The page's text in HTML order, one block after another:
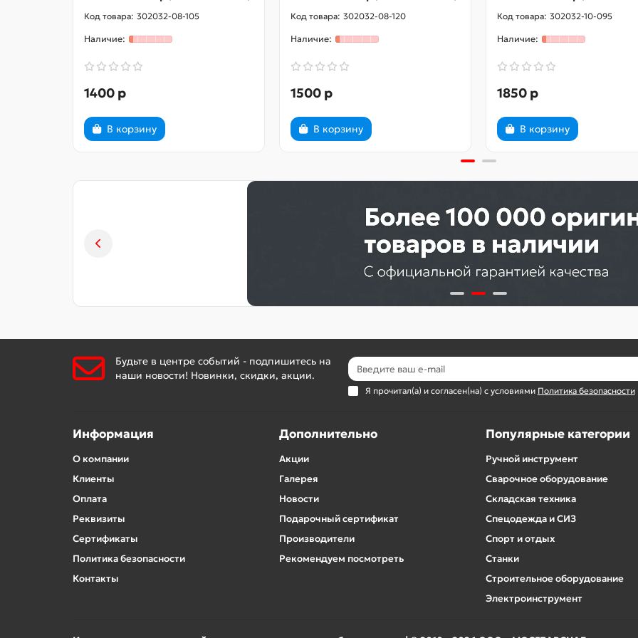
302032-08-105
1400 р
В корзину
302032-08-120
1500 р
В корзину
302032-10-095
1850 р
В корзину
Будьте в центре событий - подпишитесь на
наши новости! Новинки, скидки, акции.
Я прочитал(а) и согласен(на) с условиями Политика безопасности
Информация
О компании
Клиенты
Оплата
Реквизиты
Сертификаты
Политика безопасности
Контакты
Дополнительно
Акции
Галерея
Новости
Подарочный сертификат
Производители
Рекомендуем посмотреть
Популярные категории
Ручной инструмент
Сварочное оборудование
Складская техника
Спецодежда и СИЗ
Спорт и отдых
Станки
Строительное оборудование
Электроинструмент